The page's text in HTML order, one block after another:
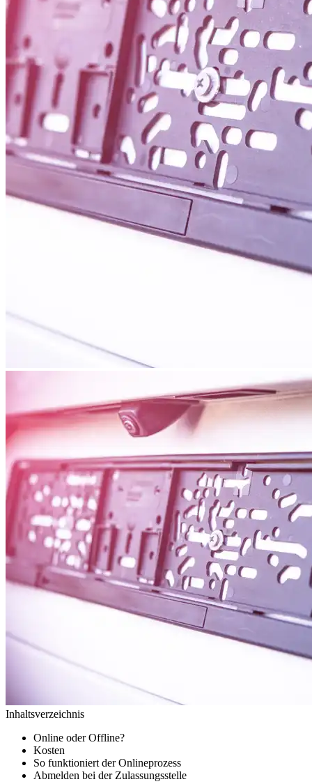
Inhaltsverzeichnis
Online oder Offline?
Kosten
So funktioniert der Onlineprozess
Abmelden bei der Zulassungsstelle